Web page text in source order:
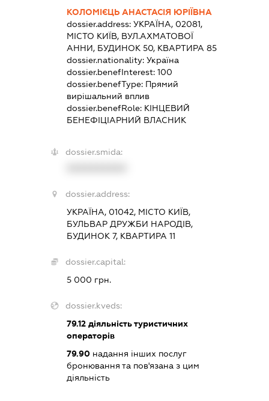
КОЛОМІЄЦЬ АНАСТАСІЯ ЮРІЇВНА
dossier.address: УКРАЇНА, 02081,
МІСТО КИЇВ, ВУЛ.АХМАТОВОЇ
АННИ, БУДИНОК 50, КВАРТИРА 85
dossier.nationality: Україна
dossier.benefInterest: 100
dossier.benefType: Прямий
вирішальний вплив
dossier.benefRole: КІНЦЕВИЙ
БЕНЕФІЦІАРНИЙ ВЛАСНИК
dossier.smida:
dossier.address:
УКРАЇНА, 01042, МІСТО КИЇВ,
БУЛЬВАР ДРУЖБИ НАРОДІВ,
БУДИНОК 7, КВАРТИРА 11
dossier.capital:
5 000 грн.
dossier.kveds:
79.12діяльність туристичних
операторів
79.90надання інших послуг
бронювання та пов'язана з цим
діяльність